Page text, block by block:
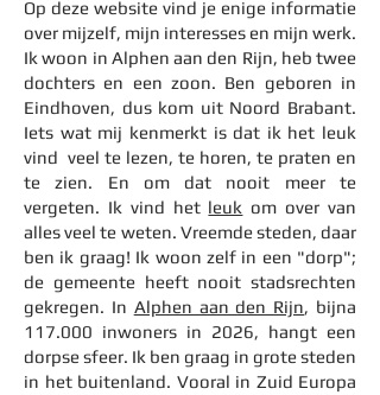
Op deze website vind je enige informatie
over mijzelf, mijn interesses en mijn werk.
Ik woon in Alphen aan den Rijn, heb twee
dochters en een zoon. Ben geboren in
Eindhoven, dus kom uit Noord Brabant.
Iets wat mij kenmerkt is dat ik het leuk
vind veel te lezen, te horen, te praten en
te zien. En om dat nooit meer te
vergeten. Ik vind het leuk om over van
alles veel te weten. Vreemde steden, daar
ben ik graag! Ik woon zelf in een "dorp";
de gemeente heeft nooit stadsrechten
gekregen. In Alphen aan den Rijn, bijna
117.000 inwoners in 2026, hangt een
dorpse sfeer. Ik ben graag in grote steden
in het buitenland. Vooral in Zuid Europa